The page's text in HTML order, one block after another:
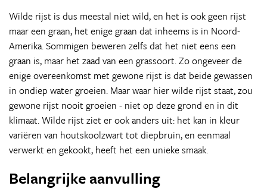
Wilde rijst is dus meestal niet wild, en het is ook geen rijst
maar een graan, het enige graan dat inheems is in Noord-
Amerika. Sommigen beweren zelfs dat het niet eens een
graan is, maar het zaad van een grassoort. Zo ongeveer de
enige overeenkomst met gewone rijst is dat beide gewassen
in ondiep water groeien. Maar waar hier wilde rijst staat, zou
gewone rijst nooit groeien - niet op deze grond en in dit
klimaat. Wilde rijst ziet er ook anders uit: het kan in kleur
variëren van houtskoolzwart tot diepbruin, en eenmaal
verwerkt en gekookt, heeft het een unieke smaak.
Belangrijke aanvulling